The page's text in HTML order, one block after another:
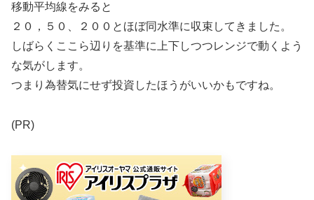
移動平均線をみると
２０，５０、２００とほぼ同水準に収束してきました。
しばらくここら辺りを基準に上下しつつレンジで動くよう
な気がします。
つまり為替気にせず投資したほうがいいかもですね。
(PR)